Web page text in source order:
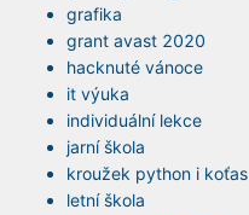
grafika
grant avast 2020
hacknuté vánoce
it výuka
individuální lekce
jarní škola
kroužek python i koťas
letní škola